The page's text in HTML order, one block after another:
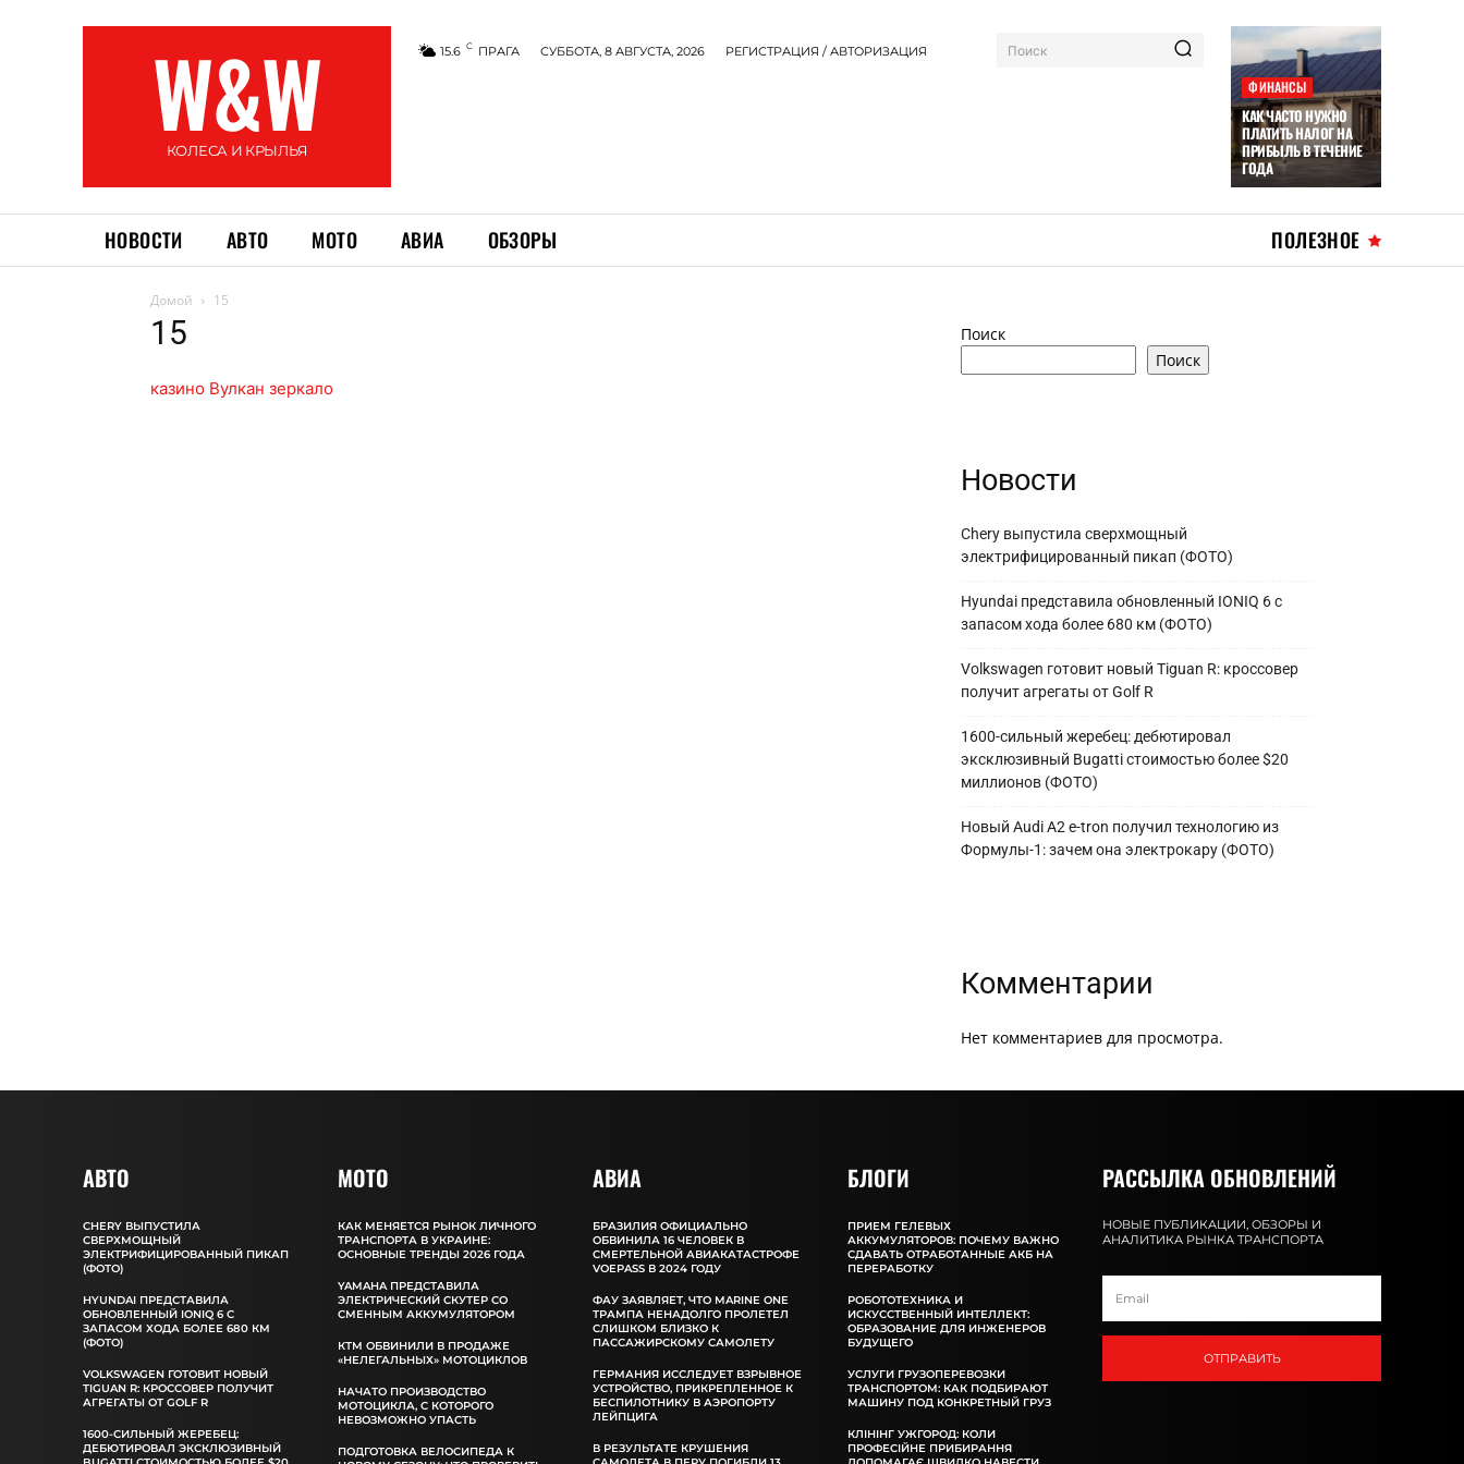
W&W
КОЛЕСА И КРЫЛЬЯ
15.6 C ПРАГА СУББОТА, 8 АВГУСТА, 2026 РЕГИСТРАЦИЯ / АВТОРИЗАЦИЯ Поиск
ФИНАНСЫ
КАК ЧАСТО НУЖНО
ПЛАТИТЬ НАЛОГ НА
ПРИБЫЛЬ В ТЕЧЕНИЕ
ГОДА
НОВОСТИ АВТО МОТО АВИА ОБЗОРЫ ПОЛЕЗНОЕ
Домой 15
15
казино Вулкан зеркало
Поиск
Поиск
Новости
Chery выпустила сверхмощный
электрифицированный пикап (ФОТО)
Hyundai представила обновленный IONIQ 6 с
запасом хода более 680 км (ФОТО)
Volkswagen готовит новый Tiguan R: кроссовер
получит агрегаты от Golf R
1600-сильный жеребец: дебютировал
эксклюзивный Bugatti стоимостью более $20
миллионов (ФОТО)
Новый Audi A2 e-tron получил технологию из
Формулы-1: зачем она электрокару (ФОТО)
Комментарии
Нет комментариев для просмотра.
АВТО
CHERY ВЫПУСТИЛА
СВЕРХМОЩНЫЙ
ЭЛЕКТРИФИЦИРОВАННЫЙ ПИКАП
(ФОТО)
HYUNDAI ПРЕДСТАВИЛА
ОБНОВЛЕННЫЙ IONIQ 6 С
ЗАПАСОМ ХОДА БОЛЕЕ 680 КМ
(ФОТО)
VOLKSWAGEN ГОТОВИТ НОВЫЙ
TIGUAN R: КРОССОВЕР ПОЛУЧИТ
АГРЕГАТЫ ОТ GOLF R
1600-СИЛЬНЫЙ ЖЕРЕБЕЦ:
ДЕБЮТИРОВАЛ ЭКСКЛЮЗИВНЫЙ
MOTO
КАК МЕНЯЕТСЯ РЫНОК ЛИЧНОГО
ТРАНСПОРТА В УКРАИНЕ:
ОСНОВНЫЕ ТРЕНДЫ 2026 ГОДА
YAMAHA ПРЕДСТАВИЛА
ЭЛЕКТРИЧЕСКИЙ СКУТЕР СО
СМЕННЫМ АККУМУЛЯТОРОМ
КТМ ОБВИНИЛИ В ПРОДАЖЕ
«НЕЛЕГАЛЬНЫХ» МОТОЦИКЛОВ
НАЧАТО ПРОИЗВОДСТВО
МОТОЦИКЛА, С КОТОРОГО
НЕВОЗМОЖНО УПАСТЬ
ПОДГОТОВКА ВЕЛОСИПЕДА К
АВИА
БРАЗИЛИЯ ОФИЦИАЛЬНО
ОБВИНИЛА 16 ЧЕЛОВЕК В
СМЕРТЕЛЬНОЙ АВИАКАТАСТРОФЕ
VOEPASS В 2024 ГОДУ
ФАУ ЗАЯВЛЯЕТ, ЧТО MARINE ONE
ТРАМПА НЕНАДОЛГО ПРОЛЕТЕЛ
СЛИШКОМ БЛИЗКО К
ПАССАЖИРСКОМУ САМОЛЕТУ
ГЕРМАНИЯ ИССЛЕДУЕТ ВЗРЫВНОЕ
УСТРОЙСТВО, ПРИКРЕПЛЕННОЕ К
БЕСПИЛОТНИКУ В АЭРОПОРТУ
ЛЕЙПЦИГА
В РЕЗУЛЬТАТЕ КРУШЕНИЯ
БЛОГИ
ПРИЕМ ГЕЛЕВЫХ
АККУМУЛЯТОРОВ: ПОЧЕМУ ВАЖНО
СДАВАТЬ ОТРАБОТАННЫЕ АКБ НА
ПЕРЕРАБОТКУ
РОБОТОТЕХНИКА И
ИСКУССТВЕННЫЙ ИНТЕЛЛЕКТ:
ОБРАЗОВАНИЕ ДЛЯ ИНЖЕНЕРОВ
БУДУЩЕГО
УСЛУГИ ГРУЗОПЕРЕВОЗКИ
ТРАНСПОРТОМ: КАК ПОДБИРАЮТ
МАШИНУ ПОД КОНКРЕТНЫЙ ГРУЗ
КЛІНІНГ УЖГОРОД: КОЛИ
ПРОФЕСІЙНЕ ПРИБИРАННЯ
РАССЫЛКА ОБНОВЛЕНИЙ
НОВЫЕ ПУБЛИКАЦИИ, ОБЗОРЫ И
АНАЛИТИКА РЫНКА ТРАНСПОРТА
ОТПРАВИТЬ